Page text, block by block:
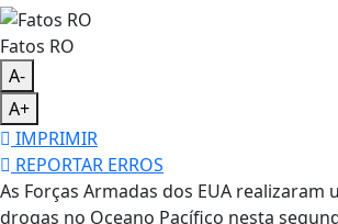
Fatos RO
A-
A+
IMPRIMIR
REPORTAR ERROS
As Forças Armadas dos EUA
drogas no Oceano Pacífico nesta